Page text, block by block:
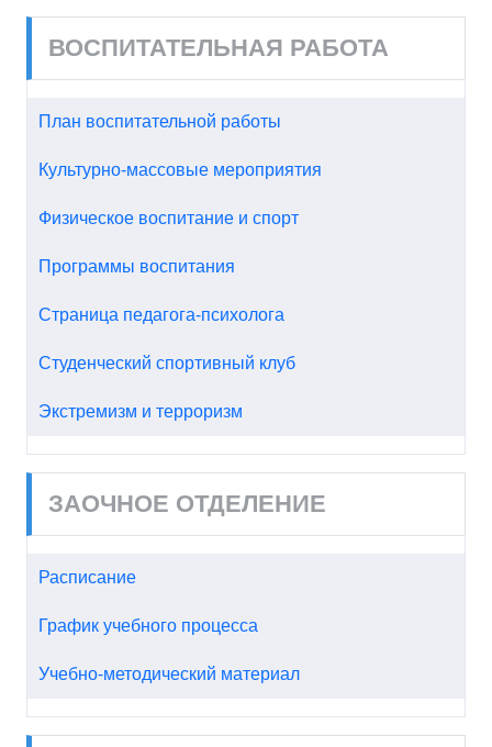
ВОСПИТАТЕЛЬНАЯ РАБОТА
План воспитательной работы
Культурно-массовые мероприятия
Физическое воспитание и спорт
Программы воспитания
Страница педагога-психолога
Студенческий спортивный клуб
Экстремизм и терроризм
ЗАОЧНОЕ ОТДЕЛЕНИЕ
Расписание
График учебного процесса
Учебно-методический материал